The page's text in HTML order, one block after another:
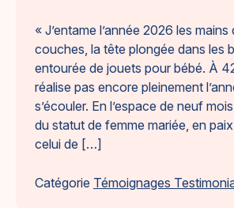
« J’entame l’année 2026 les mains
couches, la tête plongée dans les
entourée de jouets pour bébé. À
réalise pas encore pleinement
s’écouler. En l’espace de neuf
du statut de femme mariée, en
celui de […]
Catégorie Témoignages